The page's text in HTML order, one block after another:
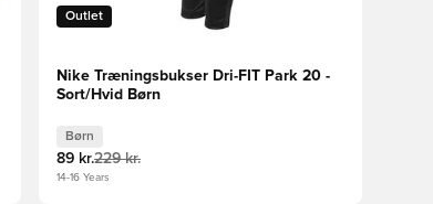
Outlet
Nike Træningsbukser Dri-FIT Park 20 -
Sort/Hvid Børn
Børn
89 kr.229 kr.
14-16 Years